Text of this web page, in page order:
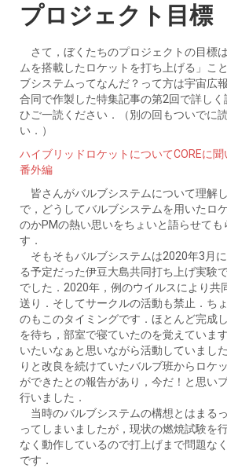
プロジェクト目標
さて，ぼくたちのプロジェクトの目標
ムを搭載したロケットを打ち上げる」こ
ブシステムってなんだ？って方は宇宙広
合同で作製した特集記事の第2回で詳し
ひご一読ください．（別の回もついでに
い．）
ハイブリッドロケットについてCOREに
番外編
皆さんがバルブシステムについて理解
で，どうしてバルブシステムを用いたロ
のかPMの熱い思いをちょいと語らせても
す．
そもそもバルブシステムは2020年3月
る予定だった伊豆大島共同打ち上げ実験
でした．2020年，例のウイルスにより共
送り．そしてサークルの活動も禁止．ち
のもこのタイミングです．ほとんど完成
を待ち，部室で寝ていたのを覚えていま
いたいなぁと思いながら活動していまし
りと改良を続けていたバルブ班からロケ
ができたとの報告があり，今だ！と思い
行いました．
当時のバルブシステムの構想とはまる
ってしまいましたが，現状の燃焼試験を
なく動作しているので打上げまで問題な
です．